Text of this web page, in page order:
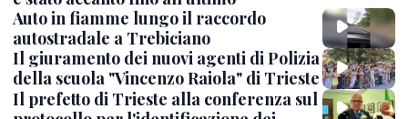
Auto in fiamme lungo il raccordo
autostradale a Trebiciano
Il giuramento dei nuovi agenti di Polizia
della scuola "Vincenzo Raiola" di Trieste
Il prefetto di Trieste alla conferenza sul